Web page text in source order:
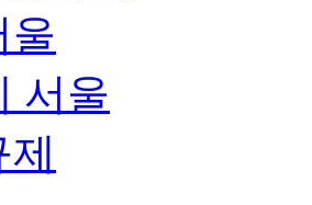
울
서울